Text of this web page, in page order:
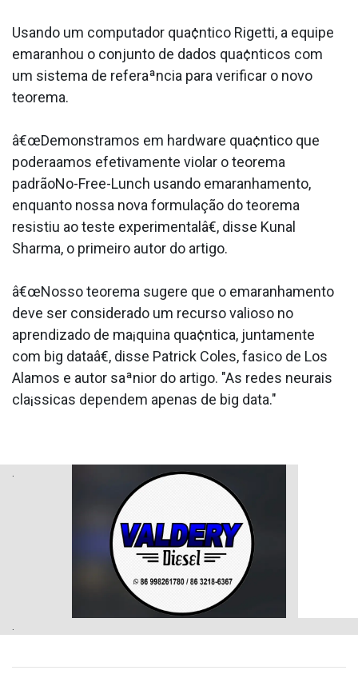
Usando um computador qua¢ntico Rigetti, a equipe
emaranhou o conjunto de dados qua¢nticos com
um sistema de referaªncia para verificar o novo
teorema.
â€œDemonstramos em hardware qua¢ntico que
podera­amos efetivamente violar o teorema
padrãoNo-Free-Lunch usando emaranhamento,
enquanto nossa nova formulação do teorema
resistiu ao teste experimentalâ€, disse Kunal
Sharma, o primeiro autor do artigo.
â€œNosso teorema sugere que o emaranhamento
deve ser considerado um recurso valioso no
aprendizado de ma¡quina qua¢ntica, juntamente
com big dataâ€, disse Patrick Coles, fa­sico de Los
Alamos e autor saªnior do artigo. "As redes neurais
cla¡ssicas dependem apenas de big data."
.